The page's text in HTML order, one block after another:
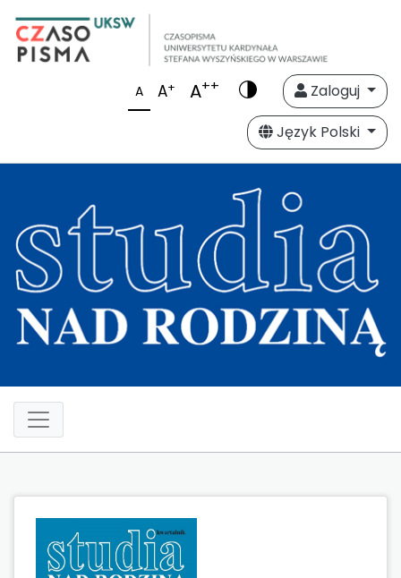
A A+ A++
Zaloguj
Język Polski